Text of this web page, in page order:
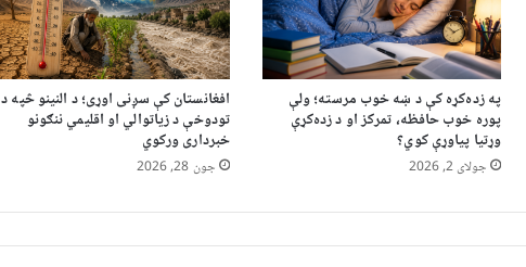
په زده‌کړه کې د ښه خوب مرسته؛ ولې
پوره خوب حافظه، تمرکز او د زده‌کړې
وړتیا پیاوړې کوي؟
جولای 2, 2026
افغانستان کې سږنی اوړی؛ د النینو څپه د
تودوخې د زیاتوالي او اقلیمي ننګونو
خبرداری ورکوي
جون 28, 2026